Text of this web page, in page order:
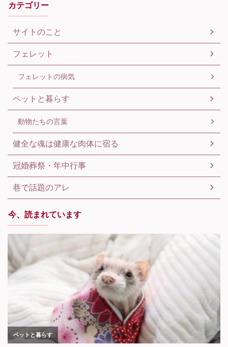
カテゴリー
サイトのこと
フェレット
フェレットの病気
ペットと暮らす
動物たちの言葉
健全な魂は健康な肉体に宿る
冠婚葬祭・年中行事
巷で話題のアレ
今、読まれています